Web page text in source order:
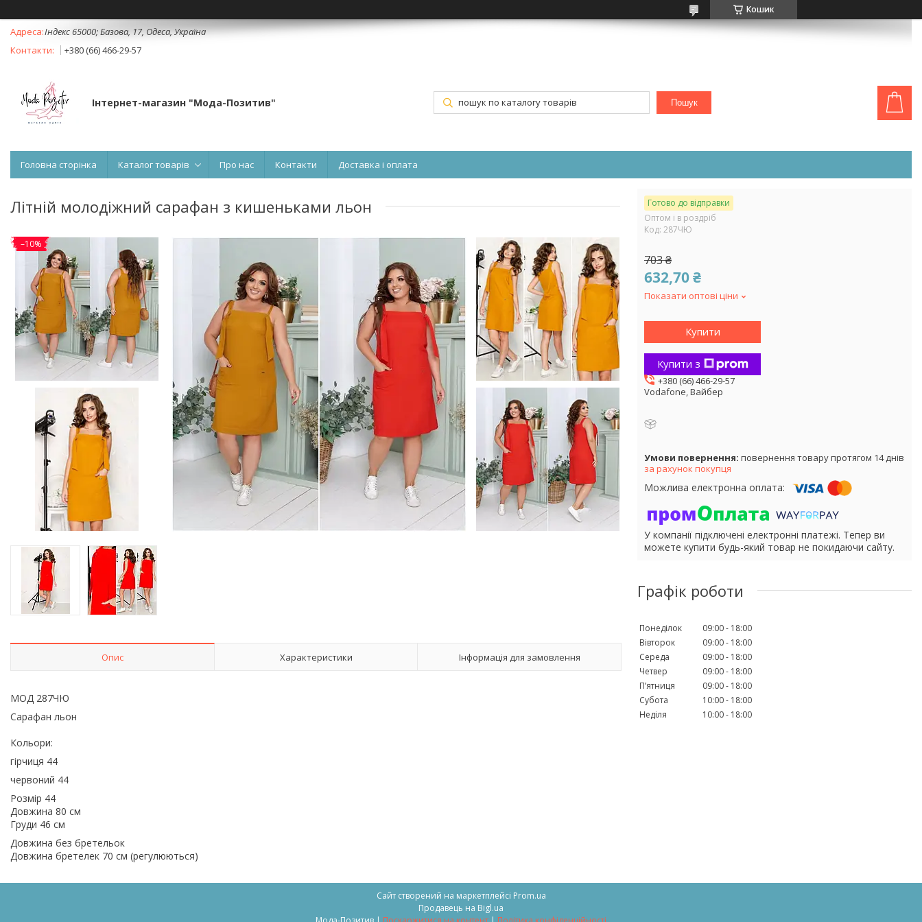
Кошик
Індекс 65000; Базова, 17, Одеса, Україна
+380 (66) 466-29-57
Інтернет-магазин "Мода-Позитив" Пошук
Головна сторінка Каталог товарів Про нас Контакти Доставка і оплата
Літній молодіжний сарафан з кишеньками льон
–10%
Опис Характеристики Інформація для замовлення
МОД 287ЧЮ
Сарафан льон
Кольори:
гірчиця 44
червоний 44
Розмір 44
Довжина 80 см
Груди 46 см
Довжина без бретельок
Довжина бретелек 70 см (регулюються)
Готово до відправки
Оптом і в роздріб
Код: 287ЧЮ
703 ₴
632,70 ₴
Показати оптові ціни
Купити
Купити з
+380 (66) 466-29-57
Vodafone, Вайбер
повернення товару протягом 14 днів
за рахунок покупця
У компанії підключені електронні платежі. Тепер ви
можете купити будь-який товар не покидаючи сайту.
Графік роботи
Понеділок 09:00
18:00
Вівторок
09:00
18:00
Середа
09:00
18:00
Четвер
09:00
18:00
Пʼятниця
09:00
18:00
Субота
10:00
18:00
Неділя
10:00 18:00
Сайт створений на маркетплейсі Prom.ua
Продавець на Bigl.ua